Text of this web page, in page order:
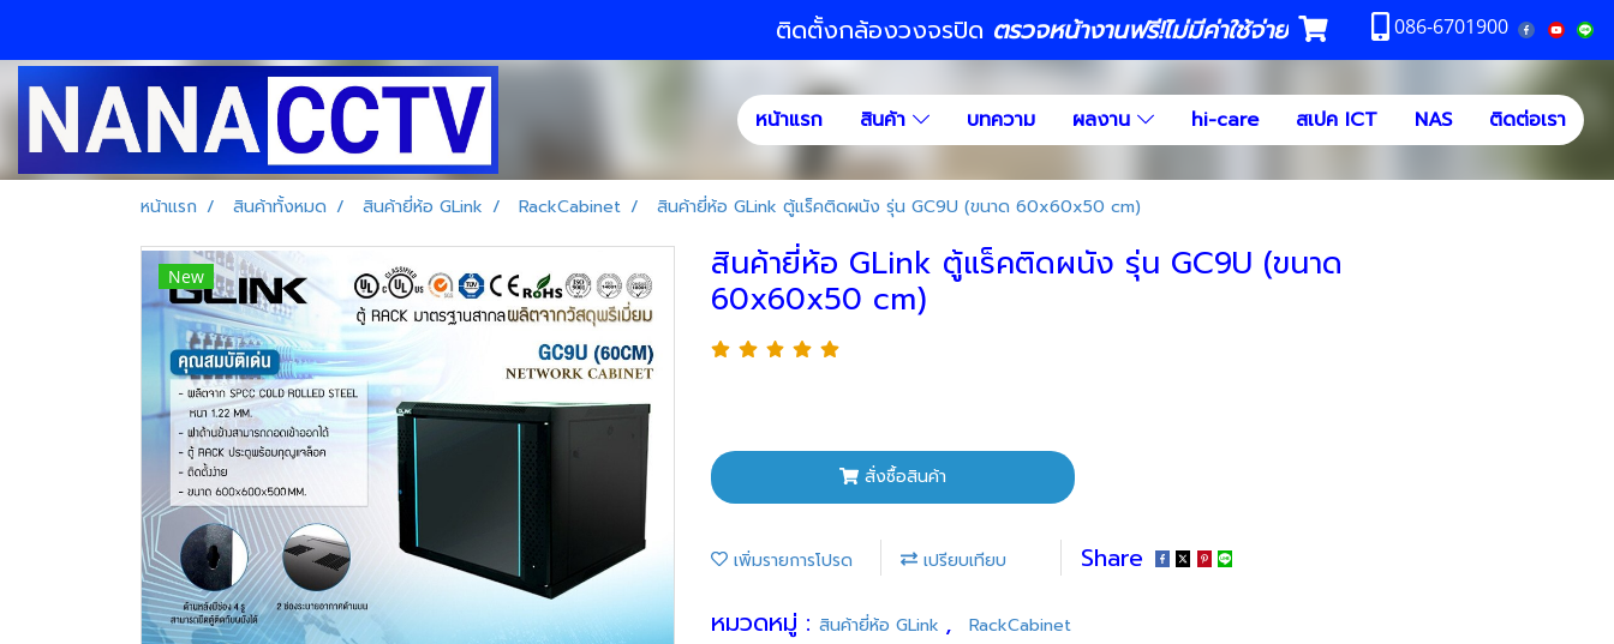
ติดตั้งกล้องวงจรปิด ตรวจหน้างานฟรี!ไม่มีค่าใช้จ่าย 086-6701900
หน้าแรก สินค้า บทความ ผลงาน hi-care สเปค ICT NAS ติดต่อเรา
หน้าแรก สินค้าทั้งหมด สินค้ายี่ห้อ GLink RackCabinet สินค้ายี่ห้อ GLink ตู้แร็คติดผนัง รุ่น GC9U (ขนาด 60x60x50 cm)
New สินค้ายี่ห้อ GLink ตู้แร็คติดผนัง รุ่น GC9U (ขนาด
60x60x50 cm)
สั่งซื้อสินค้า
เพิ่มรายการโปรด เปรียบเทียบ
Share
หมวดหมู่ : สินค้ายี่ห้อ GLink , RackCabinet